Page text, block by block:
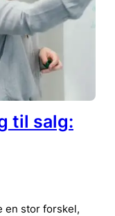
til salg:
en stor forskel,